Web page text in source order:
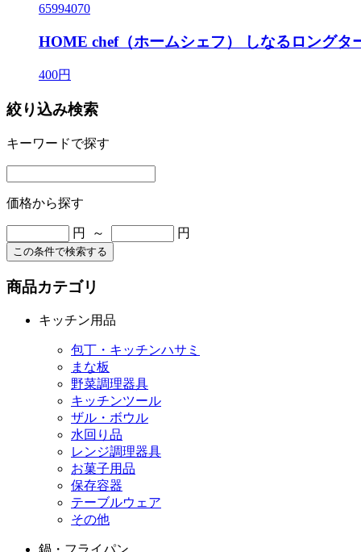
65994070
HOME chef（ホームシェフ） しなるロングタ
400円
絞り込み検索
キーワードで探す
価格から探す
円 ～ 円
この条件で検索する
商品カテゴリ
キッチン用品
包丁・キッチンハサミ
まな板
野菜調理器具
キッチンツール
ザル・ボウル
水回り品
レンジ調理器具
お菓子用品
保存容器
テーブルウェア
その他